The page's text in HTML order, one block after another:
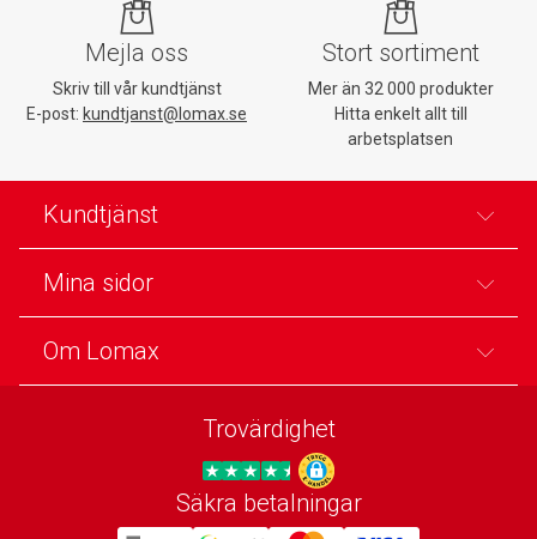
Mejla oss
Skriv till vår kundtjänst
E-post: kundtjanst@lomax.se
Stort sortiment
Mer än 32 000 produkter
Hitta enkelt allt till
arbetsplatsen
Kundtjänst
Mina sidor
Om Lomax
Trovärdighet
Trygg E-handel
Säkra betalningar